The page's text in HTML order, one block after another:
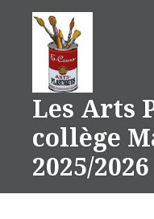
Les Arts
collège
2025/2026